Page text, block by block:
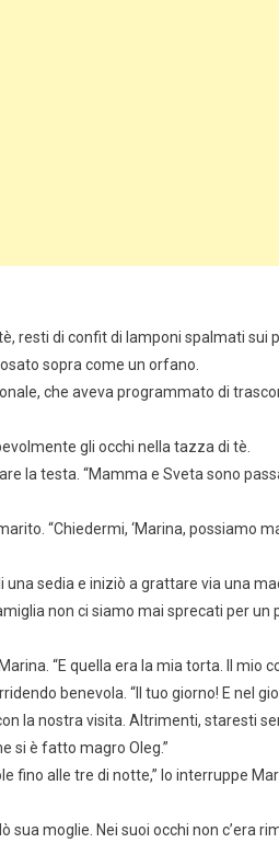
resti di confit di lamponi spalmati sui
sopra come un orfano.
che aveva programmato di
gli occhi nella tazza di tè.
la testa. “Mamma e Sveta sono
“Chiedermi, ‘Marina, possiamo
sedia e iniziò a grattare via una
non ci siamo mai sprecati per un
“E quella era la mia torta. Il mio
benevola. “Il tuo giorno! E nel
la nostra visita. Altrimenti, staresti
si è fatto magro Oleg.”
fino alle tre di notte,” lo interruppe
moglie. Nei suoi occhi non c’era